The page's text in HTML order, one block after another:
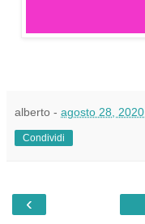
alberto - agosto 28, 2020
Condividi
‹